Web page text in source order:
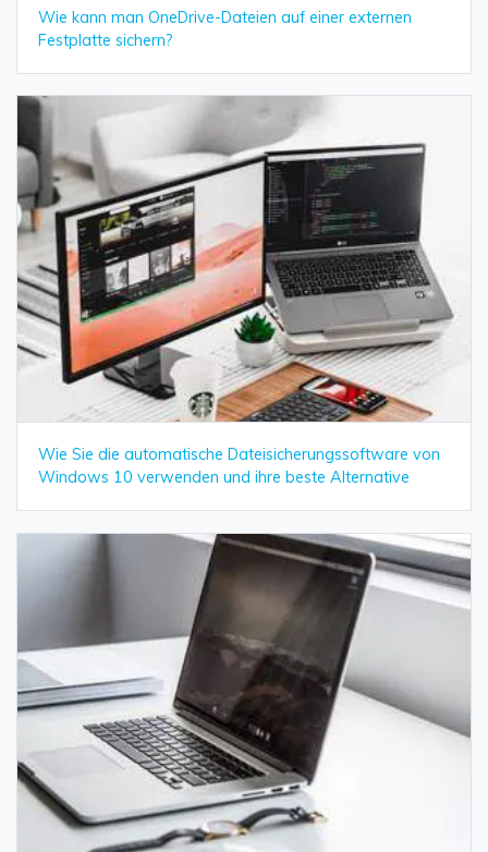
Wie kann man OneDrive-Dateien auf einer externen
Festplatte sichern?
Wie Sie die automatische Dateisicherungssoftware von
Windows 10 verwenden und ihre beste Alternative